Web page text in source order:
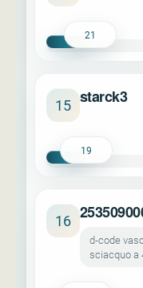
21
15 starck3
19
16
d-code
sciacquo a